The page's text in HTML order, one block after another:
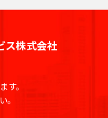
ス株式会社
す。
。